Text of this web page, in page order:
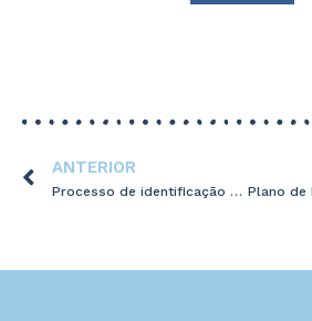
ANTERIOR
Processo de identificação da necessidade de medidas de suporte à aprendizagem e à inclusão